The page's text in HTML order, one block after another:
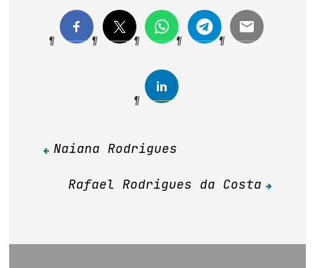
Navegação
de
Naiana Rodrigues
Rafael Rodrigues da Costa